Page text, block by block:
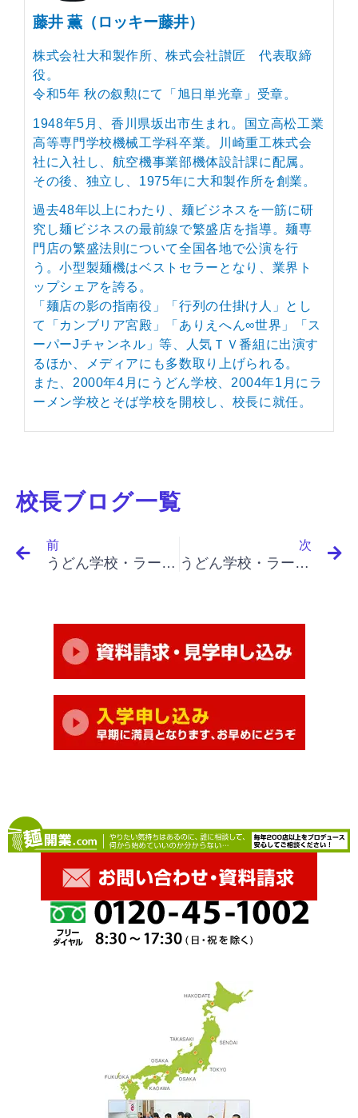
藤井 薫（ロッキー藤井）
株式会社大和製作所、株式会社讃匠 代表取締
役。
令和5年 秋の叙勲にて「旭日単光章」受章。
1948年5月、香川県坂出市生まれ。国立高松工業
高等専門学校機械工学科卒業。川崎重工株式会
社に入社し、航空機事業部機体設計課に配属。
その後、独立し、1975年に大和製作所を創業。
過去48年以上にわたり、麺ビジネスを一筋に研
究し麺ビジネスの最前線で繁盛店を指導。麺専
門店の繁盛法則について全国各地で公演を行
う。小型製麺機はベストセラーとなり、業界ト
ップシェアを誇る。
「麺店の影の指南役」「行列の仕掛け人」とし
て「カンブリア宮殿」「ありえへん∞世界」「ス
ーパーJチャンネル」等、人気ＴＶ番組に出演す
るほか、メディアにも多数取り上げられる。
また、2000年4月にうどん学校、2004年1月にラ
ーメン学校とそば学校を開校し、校長に就任。
校長ブログ一覧
前
うどん学校・ラーメン学校・そば学校・パスタ学校で開業&成果アップ｜「イノベーションと起業家精神（最終）」「富の創出能力の増大、社会的イノベーション」
次
うどん学校・ラーメン学校・そば学校・パスタ学校で開業&成果アップ｜「イノベーションと起業家精神（最終）」「予期せぬ成功と失敗を利用する、予期せぬ成功、予期せざる成功･失敗にこそ革新への源が」